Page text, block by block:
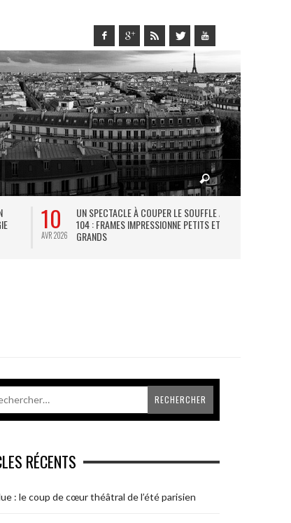
10
AVR 2026
UN SPECTACLE À COUPER LE SOUFFLE AU
104 : FRAMES IMPRESSIONNE PETITS ET
GRANDS
RÉCENTS
: le coup de cœur théâtral de l’été parisien